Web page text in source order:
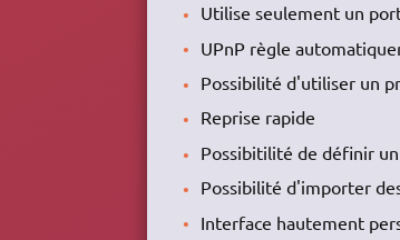
Utilise seulement un
UPnP règle
Possibilité d'utiliser un
Reprise rapide
Possibitilité de définir
Possibilité d'importer
Interface hautement